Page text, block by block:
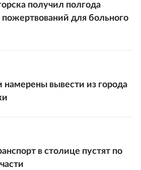
получил полгода
для больного
намерены вывести из города
в столице пустят по